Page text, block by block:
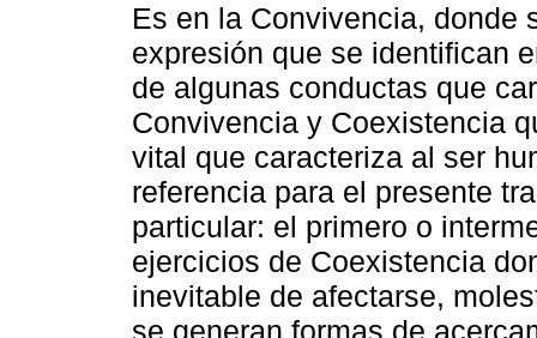
Es en la Convivencia, donde
expresión que se identifican
de algunas conductas que
Convivencia y Coexistencia
vital que caracteriza al ser
referencia para el presente
particular: el primero o
ejercicios de Coexistencia
inevitable de afectarse,
se generan formas de